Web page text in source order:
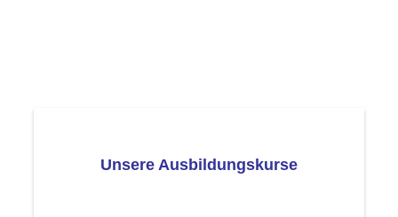
Unsere Ausbildungskurse